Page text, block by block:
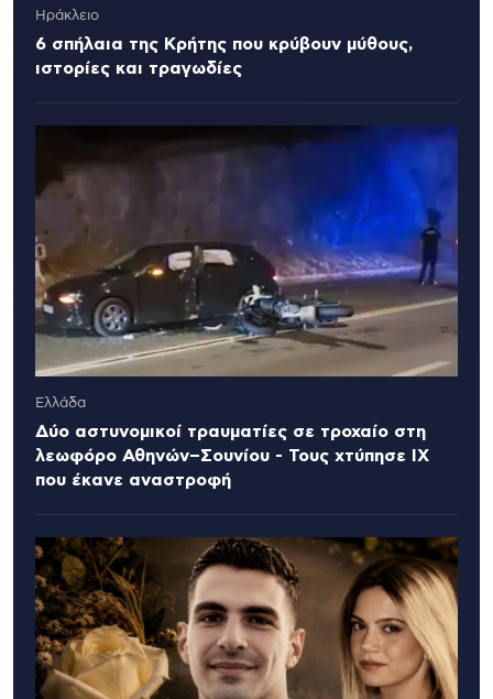
Ηράκλειο
6 σπήλαια της Κρήτης που κρύβουν μύθους,
ιστορίες και τραγωδίες
Ελλάδα
Δύο αστυνομικοί τραυματίες σε τροχαίο στη
λεωφόρο Αθηνών–Σουνίου - Τους χτύπησε ΙΧ
που έκανε αναστροφή